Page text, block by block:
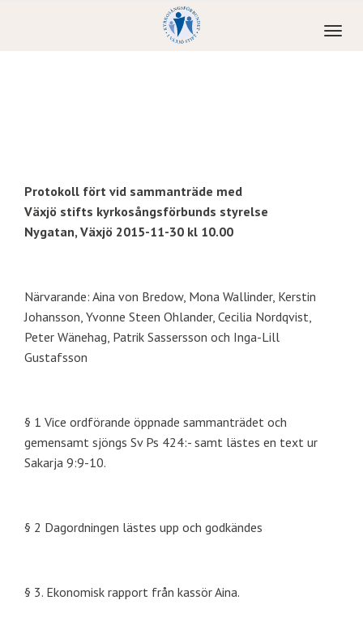
Protokoll fört vid sammanträde med
Växjö stifts kyrkosångsförbunds styrelse
Nygatan, Växjö 2015-11-30 kl 10.00
Närvarande: Aina von Bredow, Mona Wallinder, Kerstin
Johansson, Yvonne Steen Ohlander, Cecilia Nordqvist,
Peter Wänehag, Patrik Sassersson och Inga-Lill
Gustafsson
§ 1 Vice ordförande öppnade sammanträdet och
gemensamt sjöngs Sv Ps 424:- samt lästes en text ur
Sakarja 9:9-10.
§ 2 Dagordningen lästes upp och godkändes
§ 3. Ekonomisk rapport från kassör Aina.